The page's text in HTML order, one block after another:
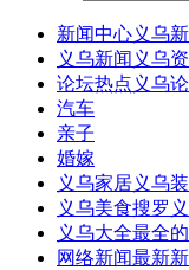
新闻中心义乌
义乌新闻 义乌
论坛热点 义乌
汽车
亲子
婚嫁
义乌家居义乌
义乌美食搜罗
义乌大全最全
网络新闻最新